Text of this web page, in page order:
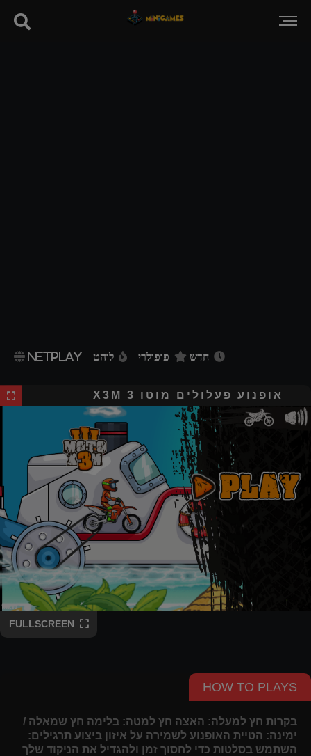
חדש פופולרי לוהט NETPLAY
אופנוע פעלולים מוטו X3M 3
HOW TO PLAYS
בקרות חץ למעלה: האצה חץ למטה: בלימה חץ שמאלה /
ימינה: הטיית האופנוע לשמירה על איזון ביצוע תרגילים:
השתמש בסלטות כדי לחסוך זמן ולהגדיל את הניקוד שלך